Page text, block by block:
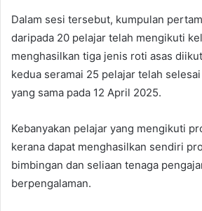
Dalam sesi tersebut, kumpulan
daripada 20 pelajar telah mengikuti
menghasilkan tiga jenis roti asas
kedua seramai 25 pelajar telah
yang sama pada 12 April 2025.
Kebanyakan pelajar yang mengikuti
kerana dapat menghasilkan sendiri
bimbingan dan seliaan tenaga
berpengalaman.